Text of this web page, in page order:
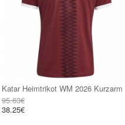
Katar Heimtrikot WM 2026 Kurzarm
95.63€
38.25€